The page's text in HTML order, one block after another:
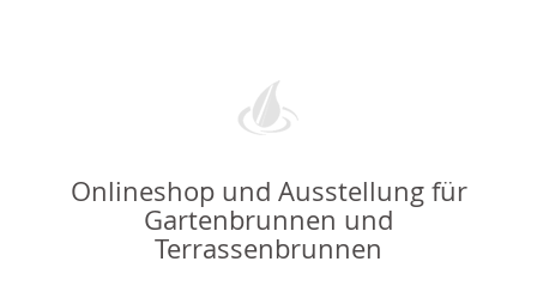
Onlineshop und Ausstellung für
Gartenbrunnen und
Terrassenbrunnen